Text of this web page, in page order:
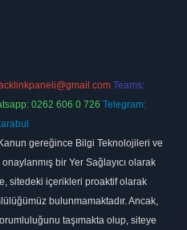
Teams:
0262 606 0 726 Telegram:
gereğince Bilgi Teknolojileri ve
bir Yer Sağlayıcı olarak
sitedeki içerikleri proaktif olarak
bulunmamaktadır. Ancak,
taşımakta olup, siteye